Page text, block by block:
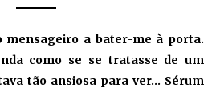
mensageiro a bater-me à porta.
como se se tratasse de um
tão ansiosa para ver… Sérum